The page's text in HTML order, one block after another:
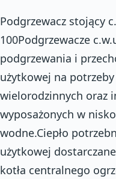
Podgrzewacz stojący
100Podgrzewacze
podgrzewania i
użytkowej na
wielorodzinnych oraz
wyposażonych w
wodne.Ciepło
użytkowej
kotła centralnego